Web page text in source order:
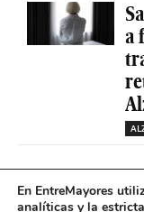
a
En EntreMayores
analíticas y la